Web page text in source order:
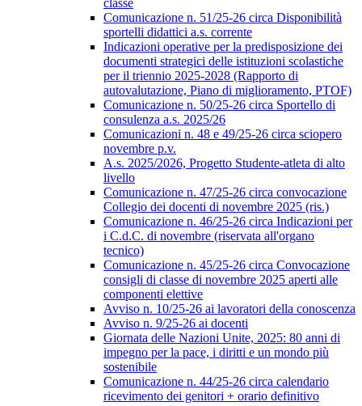
classe
Comunicazione n. 51/25-26 circa Disponibilità
sportelli didattici a.s. corrente
Indicazioni operative per la predisposizione dei
documenti strategici delle istituzioni scolastiche
per il triennio 2025-2028 (Rapporto di
autovalutazione, Piano di miglioramento, PTOF)
Comunicazione n. 50/25-26 circa Sportello di
consulenza a.s. 2025/26
Comunicazioni n. 48 e 49/25-26 circa sciopero
novembre p.v.
A.s. 2025/2026, Progetto Studente-atleta di alto
livello
Comunicazione n. 47/25-26 circa convocazione
Collegio dei docenti di novembre 2025 (ris.)
Comunicazione n. 46/25-26 circa Indicazioni per
i C.d.C. di novembre (riservata all'organo
tecnico)
Comunicazione n. 45/25-26 circa Convocazione
consigli di classe di novembre 2025 aperti alle
componenti elettive
Avviso n. 10/25-26 ai lavoratori della conoscenza
Avviso n. 9/25-26 ai docenti
Giornata delle Nazioni Unite, 2025: 80 anni di
impegno per la pace, i diritti e un mondo più
sostenibile
Comunicazione n. 44/25-26 circa calendario
ricevimento dei genitori + orario definitivo